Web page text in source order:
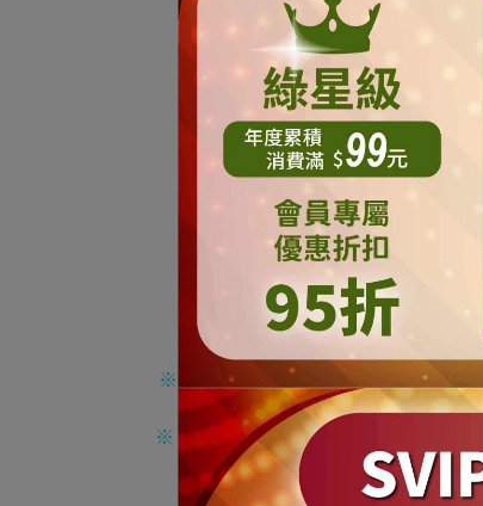
※ 商品可能因拍攝
※ 當我們客服人員確認該筆訂單且付
※ 如遇缺貨或不可預期因素影響，未能